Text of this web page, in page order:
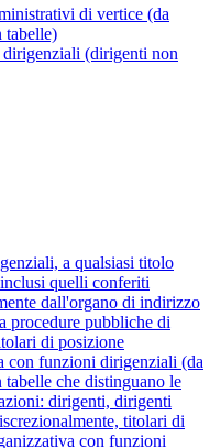
di vertice (da
tabelle)
(dirigenti non
a qualsiasi titolo
quelli conferiti
dall'organo di indirizzo
procedure pubbliche di
di posizione
con funzioni dirigenziali (da
tabelle che distinguano le
dirigenti, dirigenti
titolari di
con funzioni